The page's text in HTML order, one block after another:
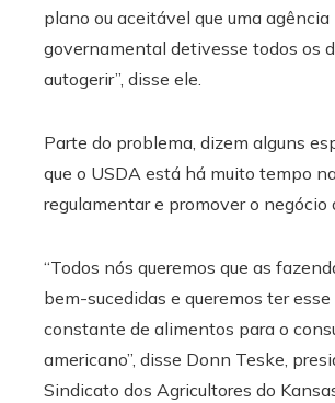
plano ou aceitável que uma agência
governamental detivesse todos os
autogerir”, disse ele.
Parte do problema, dizem alguns
que o USDA está há muito tempo
regulamentar e promover o negócio
“Todos nós queremos que as
bem-sucedidas e queremos ter
constante de alimentos para o
americano”, disse Donn Teske,
Sindicato dos Agricultores do